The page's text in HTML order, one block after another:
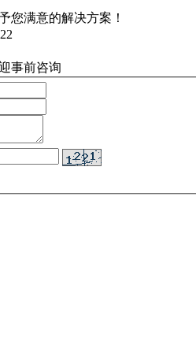
您满意的解决方案！
事前咨询